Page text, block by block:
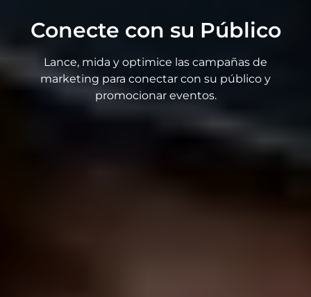
Conecte con su Público
Lance, mida y optimice las campañas de
marketing para conectar con su público y
promocionar eventos.